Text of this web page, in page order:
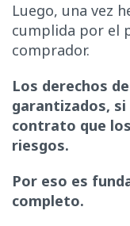
Luego, una vez
cumplida por el
comprador.
Los derechos
garantizados, si
contrato que
riesgos.
Por eso es
completo.